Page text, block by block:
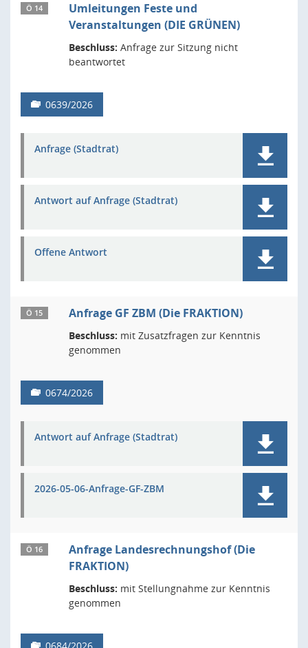
Ö 14
Umleitungen Feste und
Veranstaltungen (DIE GRÜNEN)
Beschluss: Anfrage zur Sitzung nicht
beantwortet
0639/2026
Anfrage (Stadtrat)
Antwort auf Anfrage (Stadtrat)
Offene Antwort
Ö 15 Anfrage GF ZBM (Die FRAKTION)
Beschluss: mit Zusatzfragen zur Kenntnis
genommen
0674/2026
Antwort auf Anfrage (Stadtrat)
2026-05-06-Anfrage-GF-ZBM
Ö 16
Anfrage Landesrechnungshof (Die
FRAKTION)
Beschluss: mit Stellungnahme zur Kenntnis
genommen